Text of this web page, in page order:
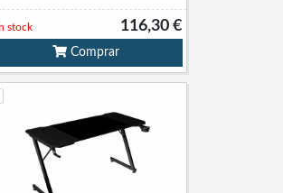
116,30 €
stock
Comprar